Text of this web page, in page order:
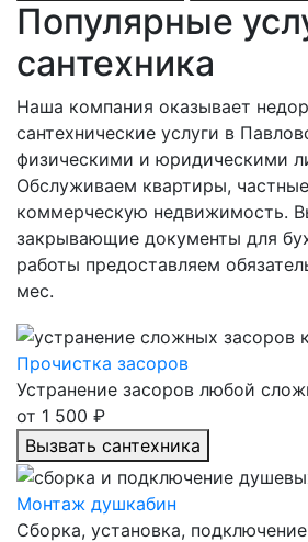
Популярные
сантехника
Наша компания оказывает
сантехнические услуги в
физическими и юридическими
Обслуживаем квартиры,
коммерческую недвижимость.
закрывающие документы для
работы предоставляем
мес.
Прочистка засоров
Устранение засоров любой
от 1 500 ₽
Вызвать сантехника
Монтаж душкабин
Сборка, установка,